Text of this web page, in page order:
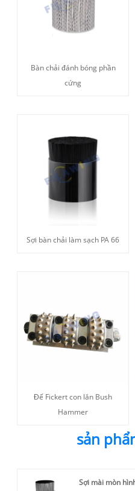
Bàn chải đánh bóng phần
cứng
Sợi bàn chải làm sạch PA 66
Đế Fickert con lăn Bush
Hammer
sản
Sợi mài mòn